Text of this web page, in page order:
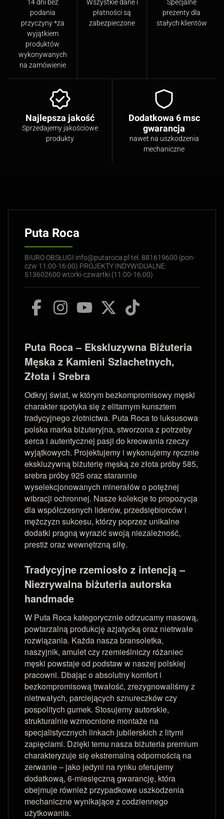
14 dni bez
podania
przyczyny *za
wyjątkiem
produktów
wykonywanych
na zamówienie
Wszystkie dane i
płatności są
zabezpieczone
Specjalne
prezenty dla
stałych klientów
Najlepsza jakość
Sprzedajemy jakościowe
produkty
Dodatkowa 6 msc
gwarancja
nawet na uszkodzenia
mechaniczne
Puta Roca
BIURO OBSŁUGI info@putaroca.pl tel. 881619600 (pon-
czw 11:00-16:00) PROJEKTY INDYWIDUALNE:
513602600 wtorki-czwartki (11:00-16:00)
Puta Roca – Ekskluzywna Biżuteria
Męska z Kamieni Szlachetnych,
Złota i Srebra
Odkryj świat, w którym bezkompromisowy męski
charakter spotyka się z elitarnym kunsztem
tradycyjnego złotnictwa. Puta Roca to luksusowa
polska marka biżuteryjna, stworzona z potrzeby
serca i autentycznej pasji do kreowania rzeczy
wyjątkowych. Projektujemy i wykonujemy ręcznie
ekskluzywną biżuterię męską ze złota próby 585,
srebra próby 925 oraz starannie
wyselekcjonowanych minerałów o potężnej
wibracji ochronnej. Nasze kolekcje to propozycja
dla współczesnych liderów, przedsiębiorców i
mężczyzn sukcesu, którzy poprzez unikalne
dodatki pragną wyrazić swoją niezależność,
prestiż oraz wewnętrzną siłę.
Tradycyjne rzemiosło z intencją –
Niezrywalna biżuteria autorska
handmade
W Puta Roca kategorycznie odrzucamy masową,
powtarzalną produkcję azjatycką oraz nietrwałe
rozwiązania. Każda nasza bransoletka,
naszyjnik, amulet czy rzemieślniczy różaniec
męski powstaje od podstaw w naszej polskiej
pracowni. Dbając o absolutny komfort i
bezkompromisową trwałość, zrezygnowaliśmy z
nietrwałych, parciejących sznureczków czy
pospolitych gumek. Stosujemy autorskie,
strukturalnie wzmocnione montaże na
specjalistycznych linkach jubilerskich z litymi
zapięciami. Dzięki temu nasza biżuteria premium
charakteryzuje się ekstremalną odpornością na
zerwanie – jako jedyni na rynku oferujemy
dodatkową, 6-miesięczną gwarancję, która
obejmuje również przypadkowe uszkodzenia
mechaniczne wynikające z codziennego
użytkowania.